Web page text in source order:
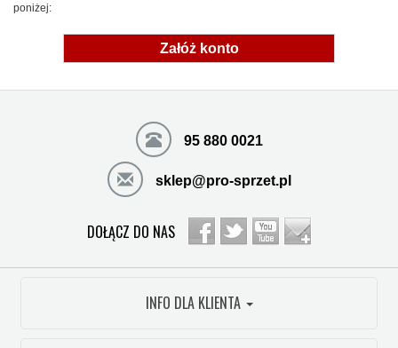
poniżej:
Załóż konto
95 880 0021
sklep@pro-sprzet.pl
DOŁĄCZ DO NAS
INFO DLA KLIENTA